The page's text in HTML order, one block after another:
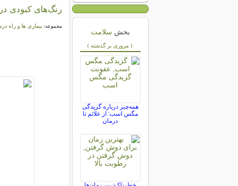
رنگ‌های کبودی
مجموعه: بیماری ها و راه
بخش سلامت
( مروری بر گذشته )
همه‌چیز درباره گزیدگی
مگس اسب: از علائم تا
درمان